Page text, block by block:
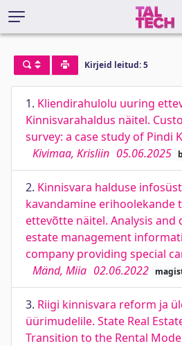
Kirjeid leitud: 5
1. Kliendirahulolu uuring
Kinnisvarahaldus näitel.
survey: a case study of Pindi
Kivimaa, Krisliin 05.06.2025
2. Kinnisvara halduse
kavandamine erihoolekande
ettevõtte näitel. Analysis and
estate management
company providing special
Mänd, Miia 02.06.2022
3. Riigi kinnisvara reform ja
üürimudelile. State Real
Transition to the Rental